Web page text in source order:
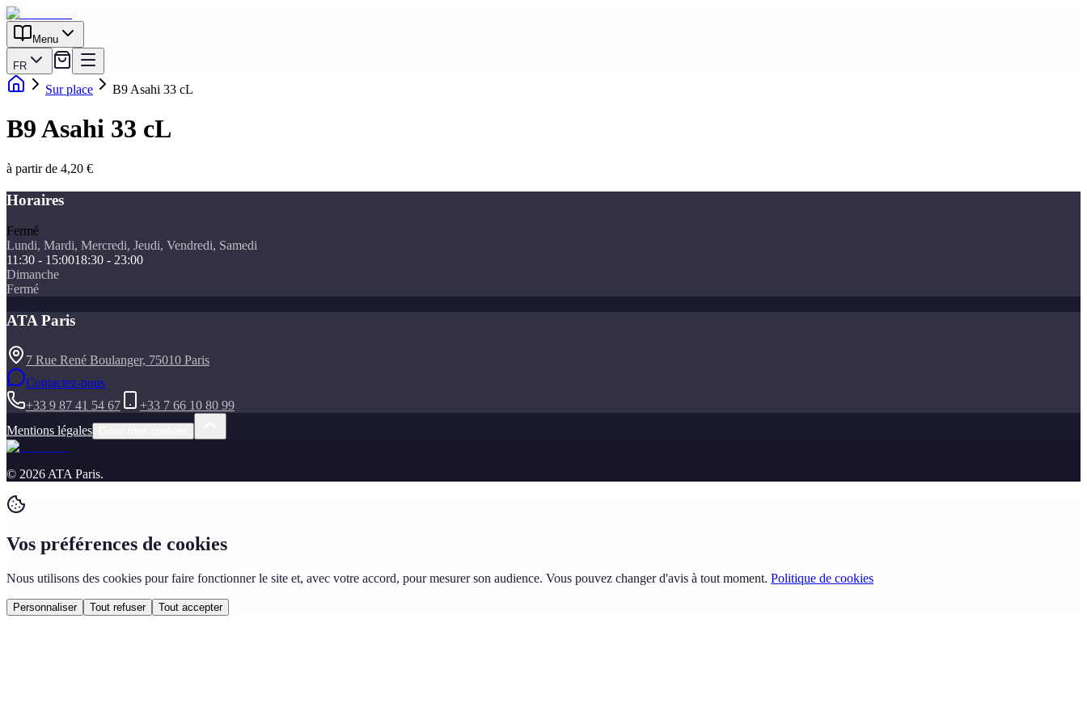
Menu
FR
Sur place B9 Asahi 33 cL
B9 Asahi 33 cL
à partir de 4,20 €
Horaires
Fermé
Lundi, Mardi, Mercredi, Jeudi, Vendredi, Samedi
11:30 - 15:0018:30 - 23:00
Dimanche
Fermé
ATA Paris
7 Rue René Boulanger, 75010 Paris
Contactez-nous
+33 9 87 41 54 67
+33 7 66 10 80 99
Mentions légales
© 2026 ATA Paris.
Vos préférences de cookies
Nous utilisons des cookies pour faire fonctionner le site et, avec votre accord, pour mesurer son audience. Vous pouvez changer d'avis à tout moment. Politique de cookies
Personnaliser Tout refuser Tout accepter